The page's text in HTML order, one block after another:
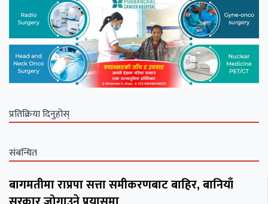
प्रतिक्रिया दिनुहोस्
संबन्धित
बागमतीमा राप्रपा सत्ता समीकरणबाट बाहिर, बानियाँ